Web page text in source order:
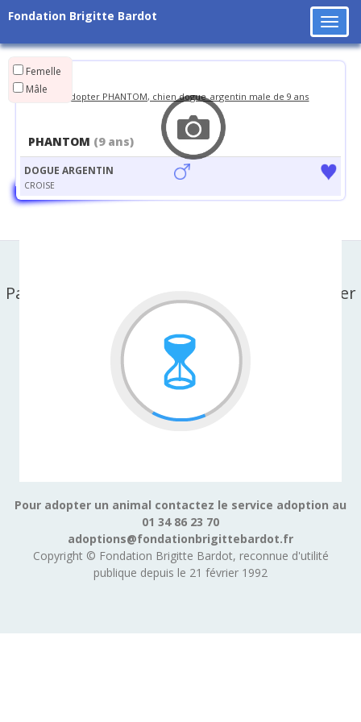
Fondation Brigitte Bardot
Femelle
Mâle
PHANTOM (9 ans)
DOGUE ARGENTIN
CROISE
Partager cette page sur facebook ou X-twitter
Pour adopter un animal contactez le service adoption au
01 34 86 23 70
adoptions@fondationbrigittebardot.fr
Copyright © Fondation Brigitte Bardot, reconnue d'utilité
publique depuis le 21 février 1992